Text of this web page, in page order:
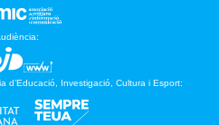
d’Educació, Investigació, Cultura i Esport: